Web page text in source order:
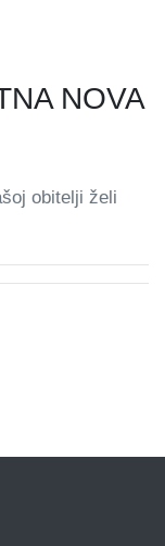
NOVA
obitelji želi